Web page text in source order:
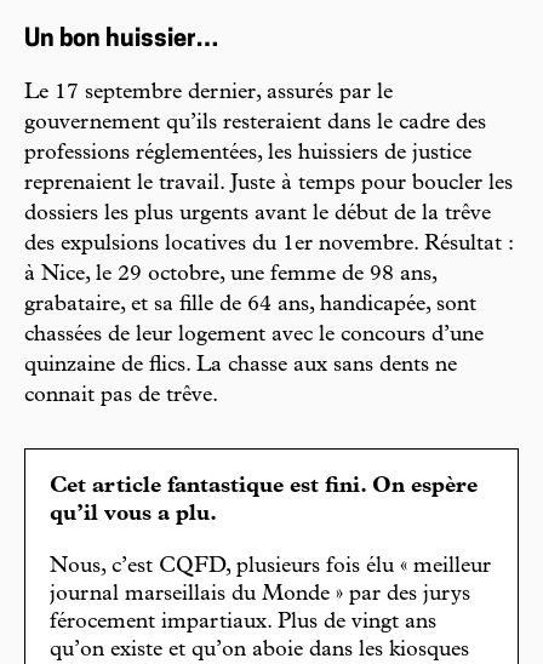
Un bon huissier…
Le 17 septembre dernier, assurés par le
gouvernement qu’ils resteraient dans le cadre des
professions réglementées, les huissiers de justice
reprenaient le travail. Juste à temps pour boucler les
dossiers les plus urgents avant le début de la trêve
des expulsions locatives du 1er novembre. Résultat :
à Nice, le 29 octobre, une femme de 98 ans,
grabataire, et sa fille de 64 ans, handicapée, sont
chassées de leur logement avec le concours d’une
quinzaine de flics. La chasse aux sans dents ne
connait pas de trêve.
Cet article fantastique est fini. On espère
qu’il vous a plu.
Nous, c’est CQFD, plusieurs fois élu « meilleur
journal marseillais du Monde » par des jurys
férocement impartiaux. Plus de vingt ans
qu’on existe et qu’on aboie dans les kiosques